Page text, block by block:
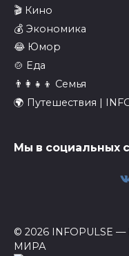
🎬 Кино
💰 Экономика
😂 Юмор
🍲 Еда
👨‍👩‍👧‍👦 Семья
🌍 Путешествия |
Мы в социальных
© 2026
МИРА